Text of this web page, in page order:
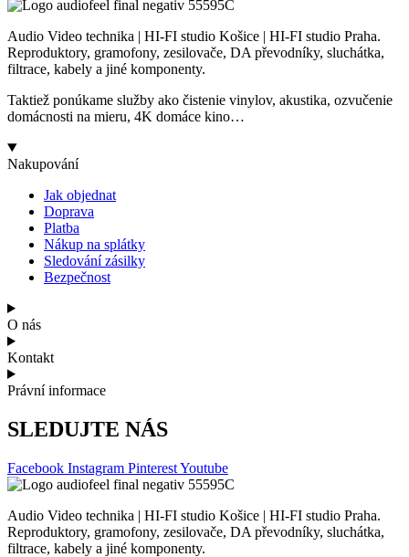
Audio Video technika | HI-FI studio Košice | HI-FI studio Praha.
Reproduktory, gramofony, zesilovače, DA převodníky, sluchátka,
filtrace, kabely a jiné komponenty.
Taktiež ponúkame služby ako čistenie vinylov, akustika, ozvučenie
domácnosti na mieru, 4K domáce kino…
Nakupování
Jak objednat
Doprava
Platba
Nákup na splátky
Sledování zásilky
Bezpečnost
O nás
Kontakt
Právní informace
SLEDUJTE NÁS
Facebook Instagram PinterestYoutube
Audio Video technika | HI-FI studio Košice | HI-FI studio Praha.
Reproduktory, gramofony, zesilovače, DA převodníky, sluchátka,
filtrace, kabely a jiné komponenty.